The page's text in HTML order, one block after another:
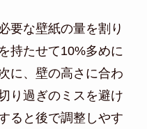
要な壁紙の量を割り
持たせて10%多めに
に、壁の高さに合わ
り過ぎのミスを避け
ると後で調整しやす